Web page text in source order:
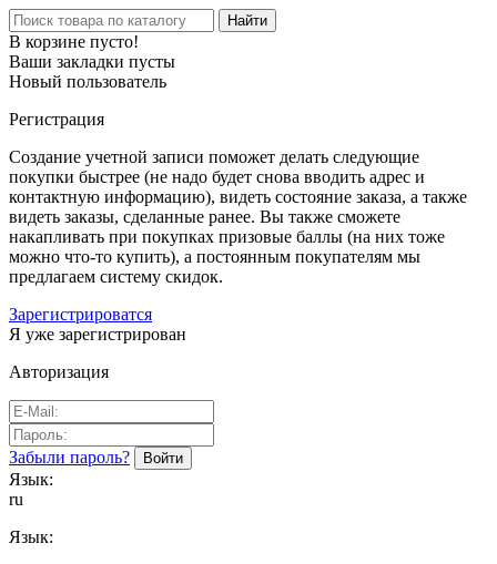
Найти
В корзине пусто!
Ваши закладки пусты
Новый пользователь
Регистрация
Создание учетной записи поможет делать следующие
покупки быстрее (не надо будет снова вводить адрес и
контактную информацию), видеть состояние заказа, а также
видеть заказы, сделанные ранее. Вы также сможете
накапливать при покупках призовые баллы (на них тоже
можно что-то купить), а постоянным покупателям мы
предлагаем систему скидок.
Зарегистрироватся
Я уже зарегистрирован
Авторизация
Забыли пароль?
Язык:
ru
Язык: